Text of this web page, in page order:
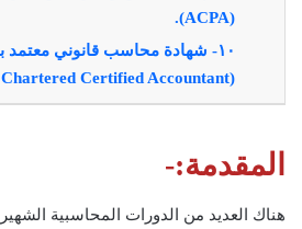
(ACPA).
Certified Accountant)
المقدمة:-
هناك العديد من الدورات المحاسبية